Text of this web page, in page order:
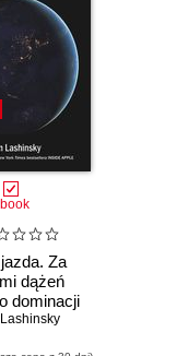
Za
dążeń
dominacji